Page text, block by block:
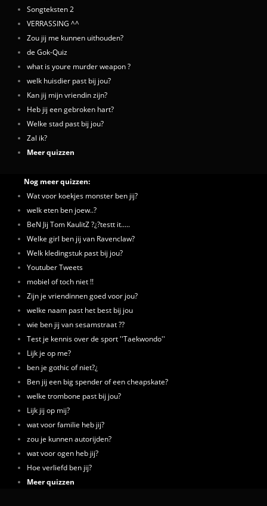
Songteksten 2
VERRASSING ^^
Zou jij me kunnen uithouden?
de Gok-Quiz
what is youre murder weapon ?
welk huisdier past bij jou?
Kan jij mijn vriendin zijn?
Heb jij een gebroken hart?
Welke stad past bij jou?
Zal ik?
Meer quizzen
Nog meer quizzen:
Wat voor koekjes monster ben jij?
welk eten ben joew..?
BeN Jij Tom KaulitZ ?¿?testt it.....
Welke girl ben jij van Ravenclaw?
Welk kledingstuk past bij jou?
Youtuber Tweets
mobiel of toch niet !!
Zijn je vriendinnen goed voor jou?
welke naam past het best bij jou
wie ben jij van sesamstraat ??
Test je kennis over de sport ''Taekwondo''
Lijk je op me?
ben je gothic of niet?¿
Ben jij een big spender of een cheapskate?
welke trombone past bij jou?
Lijk jij op mij?
wat voor familie heb jij?
zou je kunnen autorijden?
wat voor ogen heb jij?
Hoe verliefd ben jij?
Meer quizzen